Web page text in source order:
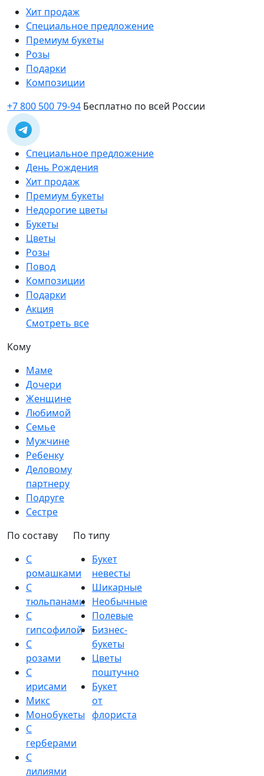
Хит продаж
Специальное предложение
Премиум букеты
Розы
Подарки
Композиции
+7 800 500 79-94 Бесплатно по всей России
Специальное предложение
День Рождения
Хит продаж
Премиум букеты
Недорогие цветы
Букеты
Цветы
Розы
Повод
Композиции
Подарки
Акция
Смотреть все
Кому
Маме
Дочери
Женщине
Любимой
Семье
Мужчине
Ребенку
Деловому
партнеру
Подруге
Сестре
По составу
С
ромашками
С
тюльпанами
С
гипсофилой
С
розами
С
ирисами
Микс
Монобукеты
С
герберами
С
лилиями
По типу
Букет
невесты
Шикарные
Необычные
Полевые
Бизнес-
букеты
Цветы
поштучно
Букет
от
флориста